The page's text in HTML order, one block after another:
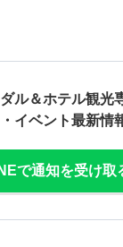
ル＆ホテル観光
イベント最新情
で通知を受け取